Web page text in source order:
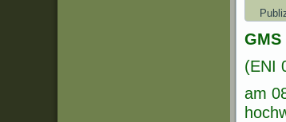
GMS
(ENI
am